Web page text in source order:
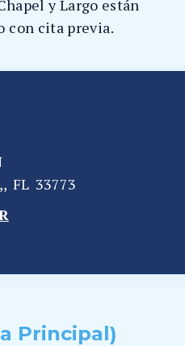
y Largo están
con cita previa.
, FL 33773
Principal)